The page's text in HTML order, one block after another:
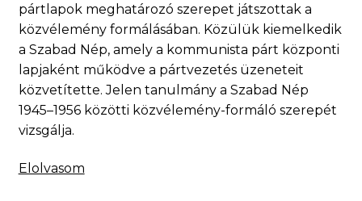
pártlapok meghatározó szerepet játszottak a
közvélemény formálásában. Közülük kiemelkedik
a Szabad Nép, amely a kommunista párt központi
lapjaként működve a pártvezetés üzeneteit
közvetítette. Jelen tanulmány a Szabad Nép
1945–1956 közötti közvélemény-formáló szerepét
vizsgálja.
Elolvasom